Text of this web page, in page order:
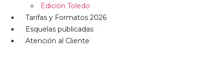
Edición Toledo
Tarifas y Formatos 2026
Esquelas publicadas
Atención al Cliente